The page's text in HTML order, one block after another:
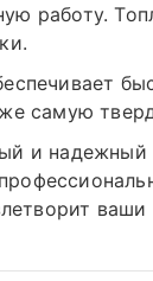
работу.
самую
и надежный
ваши